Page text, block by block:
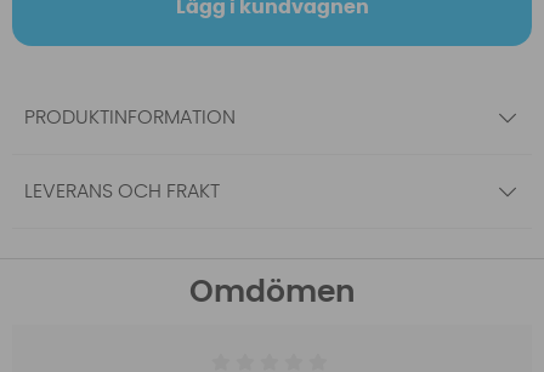
Lägg i kundvagnen
PRODUKTINFORMATION
LEVERANS OCH FRAKT
Omdömen